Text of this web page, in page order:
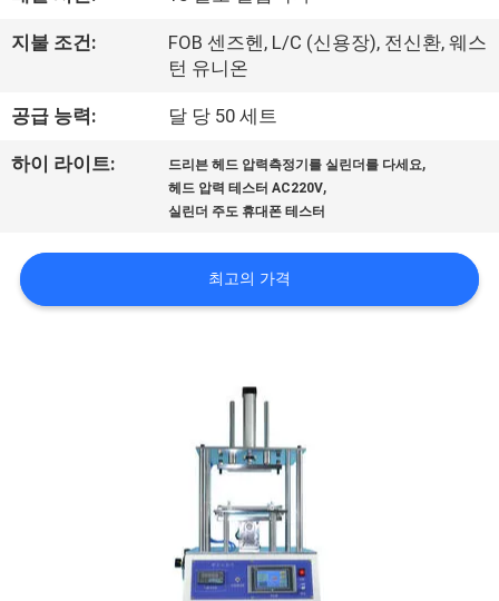
공
여
행
품
질
지불 조건:
FOB 센즈헨, L/C (신용장), 전신환, 웨스
턴 유니온
공급 능력: 달 당 50 세트
하이 라이트: 드리븐 헤드 압력측정기를 실린더를 다세요,
헤드 압력 테스터 AC220V,
실린더 주도 휴대폰 테스터
최고의 가격